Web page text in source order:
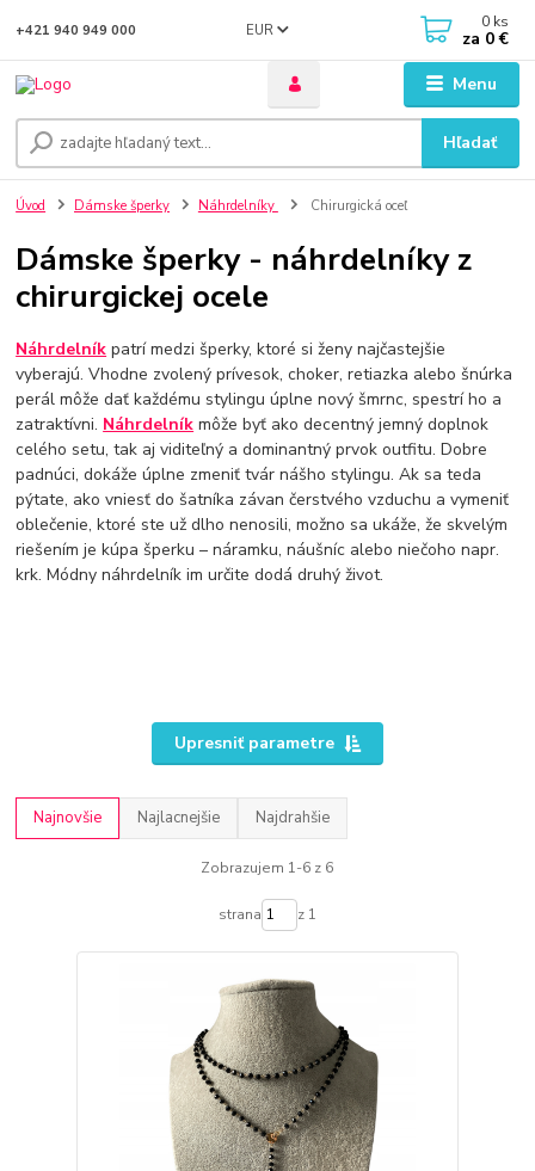
Menu
EUR
Hľadať
+421 940 949 000 0 ks
za 0 €
Úvod Dámske šperky Náhrdelníky Chirurgická oceľ
Dámske šperky - náhrdelníky z
chirurgickej ocele
Náhrdelník patrí medzi šperky, ktoré si ženy najčastejšie
vyberajú. Vhodne zvolený prívesok, choker, retiazka alebo šnúrka
perál môže dať každému stylingu úplne nový šmrnc, spestrí ho a
zatraktívni. Náhrdelník môže byť ako decentný jemný doplnok
celého setu, tak aj viditeľný a dominantný prvok outfitu. Dobre
padnúci, dokáže úplne zmeniť tvár nášho stylingu. Ak sa teda
pýtate, ako vniesť do šatníka závan čerstvého vzduchu a vymeniť
oblečenie, ktoré ste už dlho nenosili, možno sa ukáže, že skvelým
riešením je kúpa šperku – náramku, náušníc alebo niečoho napr.
krk. Módny náhrdelník im určite dodá druhý život.
Upresniť parametre
Najnovšie Najlacnejšie Najdrahšie
Zobrazujem 1-6 z 6
strana z 1